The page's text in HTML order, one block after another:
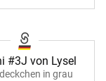
#3J von Lysel
in grau